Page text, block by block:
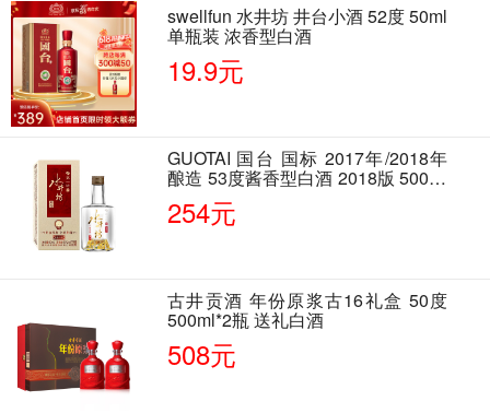
swellfun 水井坊 井台小酒 52度 50ml
单瓶装 浓香型白酒
19.9元
GUOTAI 国台 国标 2017年/2018年
酿造 53度酱香型白酒 2018版 500ml
单瓶装
254元
古井贡酒 年份原浆古16礼盒 50度
500ml*2瓶 送礼白酒
508元